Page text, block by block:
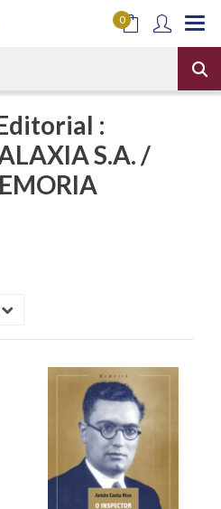
0
:
S.A. /